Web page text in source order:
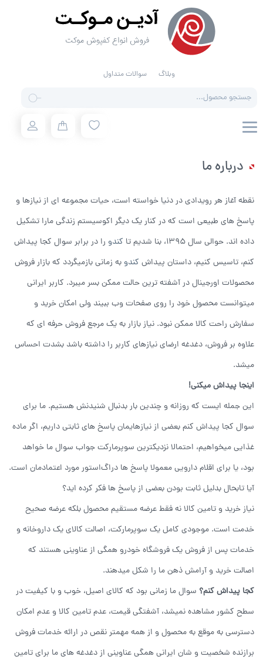
وبلاگ سوالات متداول
search
درباره ما
نقطه آغاز هر رویدادی در دنیا خواسته است، حیات مجموعه ای از نیازها و
پاسخ های طبیعی است که در کنار یک دیگر اکوسیستم زندگی مارا تشکیل
داده اند. حوالی سال 1395، بنا شدیم تا
کندو را در برابر سوال کجا پیداش
کنم، تاسیس کنیم، داستان پیداش کندو به زمانی بازمیگردد که بازار فروش
محصولات اورجینال در آشفته ترین حالت ممکن بسر میبرد. کاربر ایرانی
میتوانست محصول خود را روی صفحات وب ببیند ولی امکان خرید و
سفارش راحت کالا ممکن نبود. نیاز بازار به یک مرجع فروش حرفه ای که
علاوه بر فروش، دغدغه ارضای نیازهای کاربر را داشته باشد بشدت احساس
میشد.
اینجا پیداش میکنی!
این جمله ایست که روزانه و چندین بار بدنبال شنیدنش هستیم. ما برای
سوال کجا پیداش کنم بعضی از نیازهایمان پاسخ های ثابتی داریم، اگر ماده
غذایی میخواهیم، احتمالا نزدیکترین سوپرمارکت جواب سوال ما خواهد
بود، یا برای اقلام دارویی معمولا پاسخ ها دراگ‌استور مورد اعتمادمان است.
آیا تابحال بدلیل ثابت بودن بعضی از پاسخ ها فکر کرده اید؟
نیاز خرید و تامین کالا نه فقط عرضه مستقیم محصول بلکه عرضه صحیح
خدمت است. موجودی کامل یک سوپرمارکت، اصالت کالای یک داروخانه و
خدمات پس از فروش یک فروشگاه خودرو همگی از عناوینی هستند که
اصالت خرید و آرامش ذهن ما را شکل میدهند.
کجا پیداش کنم؟ سوال ما زمانی بود که کالای اصیل، خوب و با کیفیت در
سطح کشور مشاهده نمیشد، آشفتگی قیمت، عدم تامین کالا و عدم امکان
دسترسی به موقع به محصول و از همه مهمتر نقص در ارائه خدمات فروش
برازنده شخصیت و شان ایرانی همگی عناوینی از دغدغه های ما برای تامین